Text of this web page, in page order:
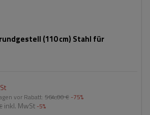
(110 cm) Stahl für
vor Rabatt: 564,00 € -75%
inkl. MwSt -5%